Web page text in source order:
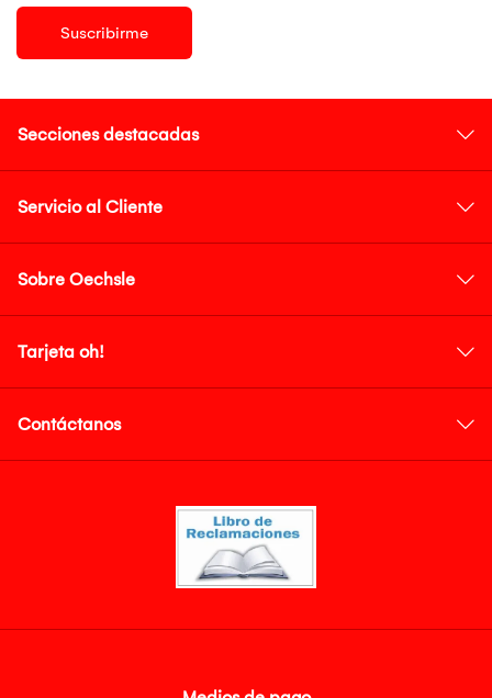
Suscribirme
Secciones destacadas
Servicio al Cliente
Sobre Oechsle
Tarjeta oh!
Contáctanos